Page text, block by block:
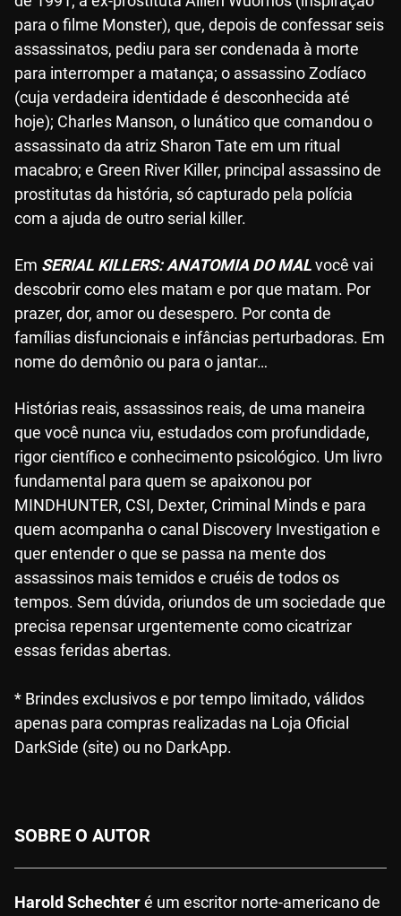
para o filme Monster), que, depois de confessar seis
assassinatos, pediu para ser condenada à morte
para interromper a matança; o assassino Zodíaco
(cuja verdadeira identidade é desconhecida até
hoje); Charles Manson, o lunático que comandou o
assassinato da atriz Sharon Tate em um ritual
macabro; e Green River Killer, principal assassino de
prostitutas da história, só capturado pela polícia
com a ajuda de outro serial killer.
Em SERIAL KILLERS: ANATOMIA DO MALvocê vai
descobrir como eles matam e por que matam. Por
prazer, dor, amor ou desespero. Por conta de
famílias disfuncionais e infâncias perturbadoras. Em
nome do demônio ou para o jantar…
Histórias reais, assassinos reais, de uma maneira
que você nunca viu, estudados com profundidade,
rigor científico e conhecimento psicológico. Um livro
fundamental para quem se apaixonou por
MINDHUNTER, CSI, Dexter, Criminal Minds e para
quem acompanha o canal Discovery Investigation e
quer entender o que se passa na mente dos
assassinos mais temidos e cruéis de todos os
tempos. Sem dúvida, oriundos de um sociedade que
precisa repensar urgentemente como cicatrizar
essas feridas abertas.
* Brindes exclusivos e por tempo limitado, válidos
apenas para compras realizadas na Loja Oficial
DarkSide (site) ou no DarkApp.
SOBRE O AUTOR
Harold Schechteré um escritor norte-americano de